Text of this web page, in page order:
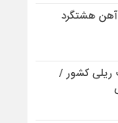
ریلی کشور /